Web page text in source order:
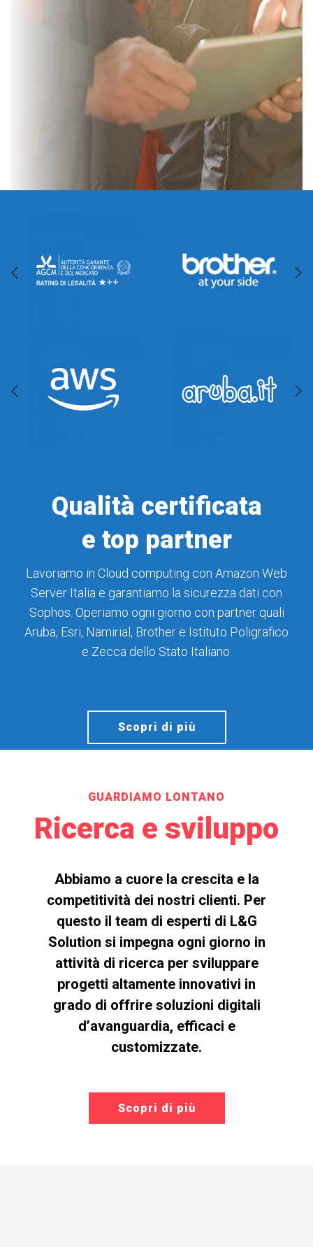
Qualità certificata
e top partner
Lavoriamo in Cloud computing con Amazon Web
Server Italia e garantiamo la sicurezza dati con
Sophos. Operiamo ogni giorno con partner quali
Aruba, Esri, Namirial, Brother e Istituto Poligrafico
e Zecca dello Stato Italiano.
Scopri di più
GUARDIAMO LONTANO
Ricerca e sviluppo
Abbiamo a cuore la crescita e la
competitività dei nostri clienti. Per
questo il team di esperti di L&G
Solution si impegna ogni giorno in
attività di ricerca per sviluppare
progetti altamente innovativi in
grado di offrire soluzioni digitali
d’avanguardia, efficaci e
customizzate.
Scopri di più